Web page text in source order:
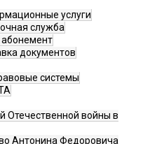
услуги
служба
документов
системы
Отечественной войны в
Антонина Федоровича